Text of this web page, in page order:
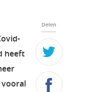
heeft
vooral
Delen